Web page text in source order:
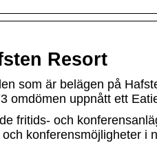
Resort
som är belägen på
omdömen uppnått ett
fritids- och
konferensmöjligheter i